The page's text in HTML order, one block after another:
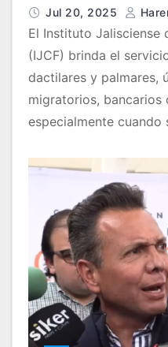
Jul 20, 2025
El Instituto Jalisciense
(IJCF) brinda el
dactilares y palmares,
migratorios, bancarios
especialmente